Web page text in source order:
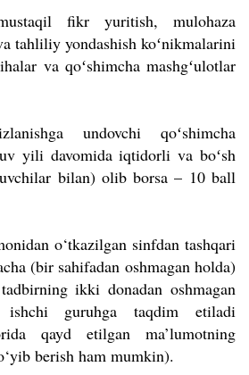
fikr yuritish, mulohaza
tahliliy yondashish koʻnikmalarini
va qoʻshimcha mashgʻulotlar
undovchi qoʻshimcha
yili davomida iqtidorli va boʻsh
bilan) olib borsa – 10 ball
o‘tkazilgan sinfdan tashqari
(bir sahifadan oshmagan holda)
ikki donadan oshmagan
ishchi guruhga taqdim etiladi
qayd etilgan ma’lumotning
berish ham mumkin).